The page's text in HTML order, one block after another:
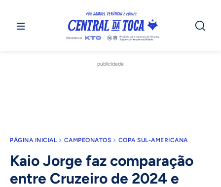
publicidade
PÁGINA INICIAL CAMPEONATOS COPA SUL-AMERICANA
Kaio Jorge faz comparação
entre Cruzeiro de 2024 e